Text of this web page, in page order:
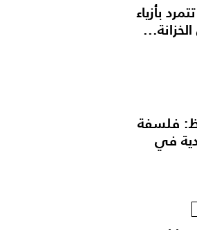
بأزياء
فلسفة
في